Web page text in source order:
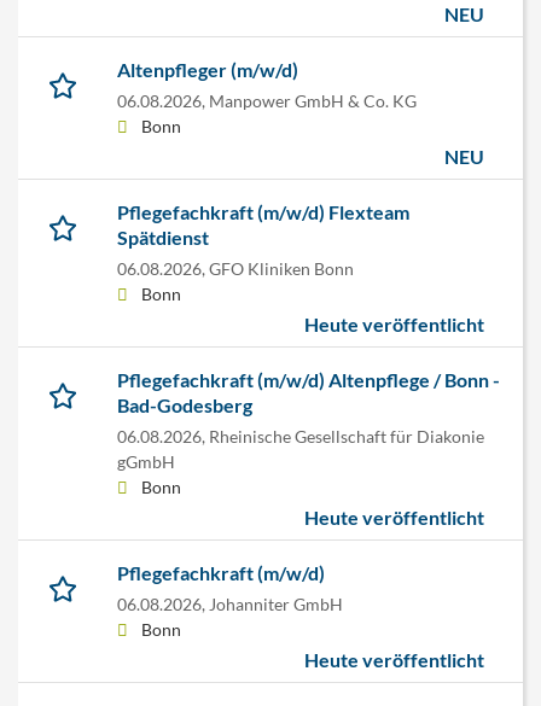
NEU
Altenpfleger (m/w/d)
06.08.2026, Manpower GmbH & Co. KG
Bonn
NEU
Pflegefachkraft (m/w/d) Flexteam
Spätdienst
06.08.2026, GFO Kliniken Bonn
Bonn
Heute veröffentlicht
Pflegefachkraft (m/w/d) Altenpflege / Bonn -
Bad-Godesberg
06.08.2026, Rheinische Gesellschaft für Diakonie
gGmbH
Bonn
Heute veröffentlicht
Pflegefachkraft (m/w/d)
06.08.2026, Johanniter GmbH
Bonn
Heute veröffentlicht